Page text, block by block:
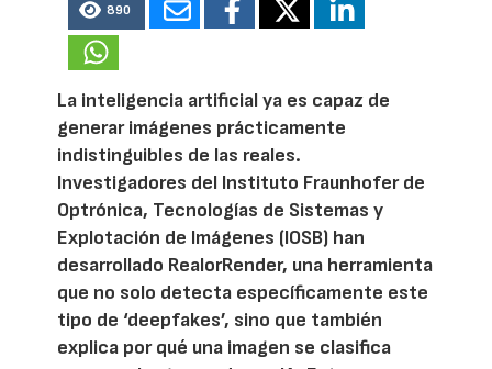
890
La inteligencia artificial ya es capaz de
generar imágenes prácticamente
indistinguibles de las reales.
Investigadores del Instituto Fraunhofer de
Optrónica, Tecnologías de Sistemas y
Explotación de Imágenes (IOSB) han
desarrollado RealorRender, una herramienta
que no solo detecta específicamente este
tipo de ‘deepfakes’, sino que también
explica por qué una imagen se clasifica